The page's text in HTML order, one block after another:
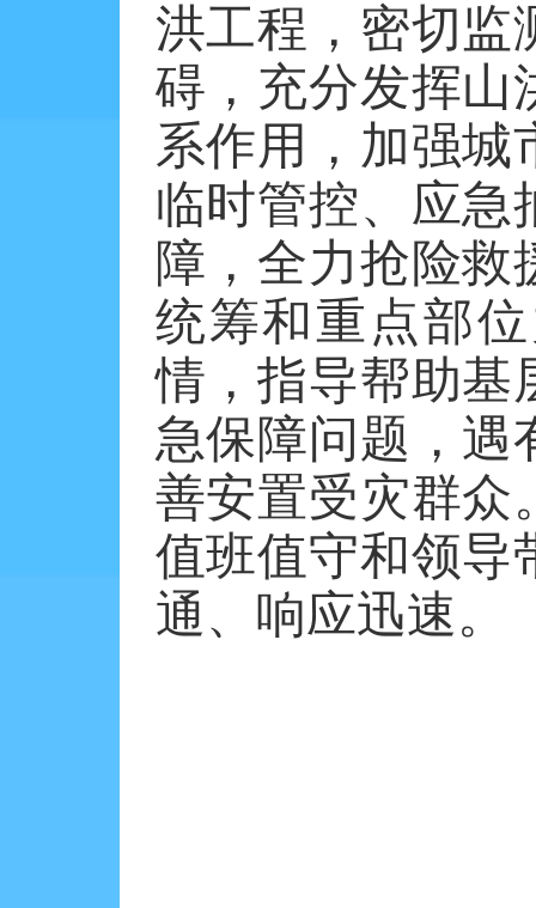
洪工程，密切监
碍，充分发挥山
系作用，加强城
临时管控、应急
障，全力抢险
统筹和重点部
情，指导帮助基
急保障问题，遇
善安置受灾群众
值班值守和领导
通、响应迅速。